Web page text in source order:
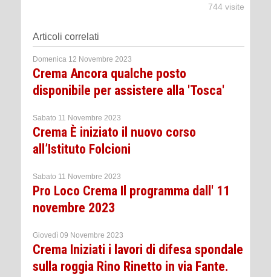
744 visite
Articoli correlati
Domenica 12 Novembre 2023
Crema Ancora qualche posto
disponibile per assistere alla 'Tosca'
Sabato 11 Novembre 2023
Crema È iniziato il nuovo corso
all’Istituto Folcioni
Sabato 11 Novembre 2023
Pro Loco Crema Il programma dall' 11
novembre 2023
Giovedì 09 Novembre 2023
Crema Iniziati i lavori di difesa spondale
sulla roggia Rino Rinetto in via Fante.